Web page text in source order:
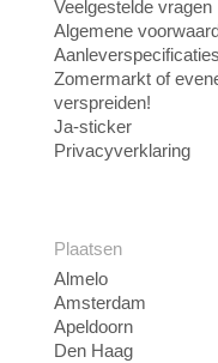
Veelgestelde vragen
Algemene
Aanleverspecificaties
Zomermarkt of
verspreiden!
Ja-sticker
Privacyverklaring
Plaatsen
Almelo
Amsterdam
Apeldoorn
Den Haag